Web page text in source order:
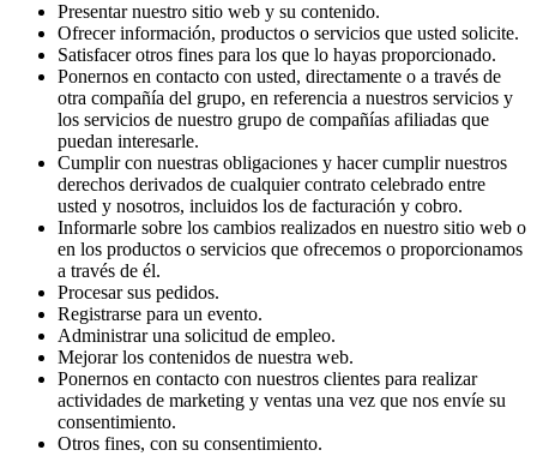
Presentar nuestro sitio web y su contenido.
Ofrecer información, productos o servicios que usted solicite.
Satisfacer otros fines para los que lo hayas proporcionado.
Ponernos en contacto con usted, directamente o a través de
otra compañía del grupo, en referencia a nuestros servicios y
los servicios de nuestro grupo de compañías afiliadas que
puedan interesarle.
Cumplir con nuestras obligaciones y hacer cumplir nuestros
derechos derivados de cualquier contrato celebrado entre
usted y nosotros, incluidos los de facturación y cobro.
Informarle sobre los cambios realizados en nuestro sitio web o
en los productos o servicios que ofrecemos o proporcionamos
a través de él.
Procesar sus pedidos.
Registrarse para un evento.
Administrar una solicitud de empleo.
Mejorar los contenidos de nuestra web.
Ponernos en contacto con nuestros clientes para realizar
actividades de marketing y ventas una vez que nos envíe su
consentimiento.
Otros fines, con su consentimiento.